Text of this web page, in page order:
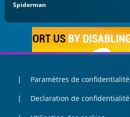
Spiderman
Paramètres de confidentialité
Declaration de confidentialité